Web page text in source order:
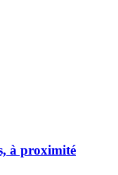
à proximité